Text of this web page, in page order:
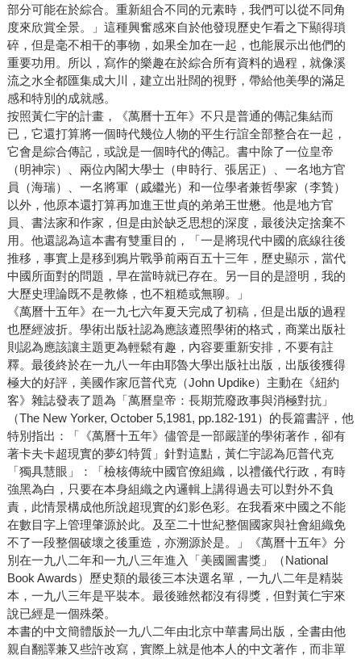
部分可能在於綜合。重新組合不同的元素時，我們可以從不同角
度來欣賞全景。」這種興奮感來自於他發現歷史乍看之下顯得瑣
碎，但是毫不相干的事物，如果全加在一起，也能展示出他們的
重要功用。所以，寫作的樂趣在於綜合所有資料的過程，就像溪
流之水全都匯集成大川，建立出壯闊的視野，帶給他美學的滿足
感和特別的成就感。
按照黃仁宇的計畫，《萬曆十五年》不只是普通的傳記集結而
已，它還打算將一個時代幾位人物的平生行誼全部整合在一起，
它會是綜合傳記，或說是一個時代的傳記。書中除了一位皇帝
（明神宗）、兩位內閣大學士（申時行、張居正）、一名地方官
員（海瑞）、一名將軍（戚繼光）和一位學者兼哲學家（李贄）
以外，他原本還打算再加進王世貞的弟弟王世懋。他是地方官
員、書法家和作家，但是由於缺乏思想的深度，最後決定捨棄不
用。他還認為這本書有雙重目的，「一是將現代中國的底線往後
推移，事實上是移到鴉片戰爭前兩百五十三年，歷史顯示，當代
中國所面對的問題，早在當時就已存在。另一目的是證明，我的
大歷史理論既不是教條，也不粗糙或無聊。」
《萬曆十五年》在一九七六年夏天完成了初稿，但是出版的過程
也歷經波折。學術出版社認為應該遵照學術的格式，商業出版社
則認為應該讓主題更為輕鬆有趣，內容要重新安排，不要有註
釋。最後終於在一九八一年由耶魯大學出版社出版，出版後獲得
極大的好評，美國作家厄普代克（John Updike）主動在《紐約
客》雜誌發表了題為「萬曆皇帝：長期荒廢政事與消極對抗」
（The New Yorker, October 5,1981, pp.182-191）的長篇書評，他
特別指出：「《萬曆十五年》儘管是一部嚴謹的學術著作，卻有
著卡夫卡超現實的夢幻特質」針對這點，黃仁宇認為厄普代克
「獨具慧眼」：「檢核傳統中國官僚組織，以禮儀代行政，有時
強黑為白，只要在本身組織之內邏輯上講得過去可以對外不負
責，此情景構成他所說超現實的幻影色彩。在我看來中國之不能
在數目字上管理肇源於此。及至二十世紀整個國家與社會組織免
不了一段整個破壞之後重造，亦溯源於是。」《萬曆十五年》分
別在一九八二年和一九八三年進入「美國圖書獎」（National
Book Awards）歷史類的最後三本決選名單，一九八二年是精裝
本，一九八三年是平裝本。最後雖然都沒有得獎，但對黃仁宇來
說已經是一個殊榮。
本書的中文簡體版於一九八二年由北京中華書局出版，全書由他
親自翻譯兼又些許改寫，實際上就是他本人的中文著作，而非單